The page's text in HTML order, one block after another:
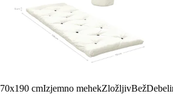
70x190 cmIzjemno mehekZložljivBež